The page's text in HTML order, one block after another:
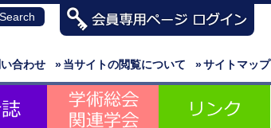
»サイトマップ
»当サイトの閲覧について
合わせ